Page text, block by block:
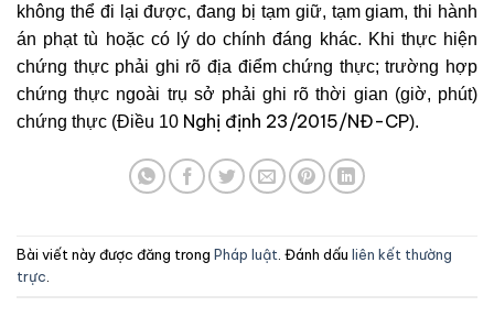
không thể đi lại được, đang bị tạm giữ, tạm giam, thi hành
án phạt tù hoặc có lý do chính đáng khác. Khi thực hiện
chứng thực phải ghi rõ địa điểm chứng thực; trường hợp
chứng thực ngoài trụ sở phải ghi rõ thời gian (giờ, phút)
chứng thực (Điều 10 Nghị định 23/2015/NĐ-CP).
Bài viết này được đăng trong Pháp luật . Đánh dấu liên kết thường
trực